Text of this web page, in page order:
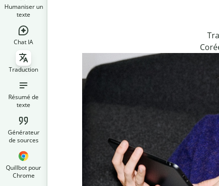
Humaniser un
texte
Chat IA
Traduction
Résumé de
texte
Générateur
de sources
Quillbot pour
Chrome